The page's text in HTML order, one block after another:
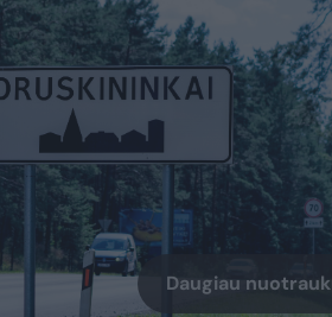
Daugiau